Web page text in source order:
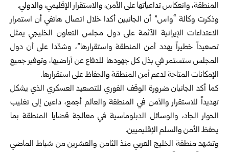
المنطقة، وانعكاس تداعياتها على الأمن، والاستقرار الإقليمي، والدولي.
وذكرت وكالة “واس” أن الجانبين أكدا خلال اتصال هاتفي أن استمرار
الاعتداءات الإيرانية الآثمة على دول مجلس التعاون الخليجي يمثل
تصعيداً خطيراً يهدد أمن المنطقة واستقرارها”، وشدّدا على أن دول
المجلس ستستمر في بذل كل جهودها للدفاع عن أراضيها، وتوفير جميع
الإمكانات المتاحة لدعم أمن المنطقة والحفاظ على استقرارها.
كما أكد الجانبان ضرورة الوقف الفوري للتصعيد العسكري الذي يشكل
تهديداً للاستقرار والأمن في المنطقة والعالم أجمع، داعين إلى تغليب
الحوار الجاد، والوسائل الدبلوماسية في معالجة قضايا المنطقة بما
يحفظ الأمن والسلم الإقليميين.
وتشهد منطقة الخليج العربي منذ الثامن والعشرين من شباط الماضي